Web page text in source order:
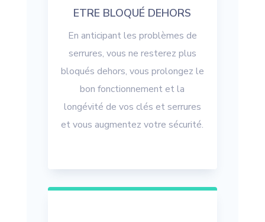
ETRE BLOQUÉ DEHORS
En anticipant les problèmes de
serrures, vous ne resterez plus
bloqués dehors, vous prolongez le
bon fonctionnement et la
longévité de vos clés et serrures
et vous augmentez votre sécurité.